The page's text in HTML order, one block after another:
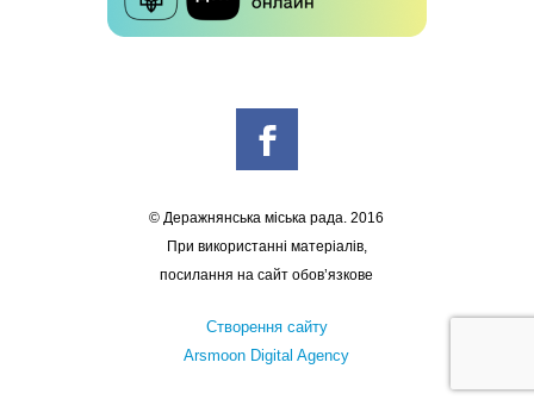
© Деражнянська міська рада. 2016
При використанні матеріалів,
посилання на сайт обов’язкове
Створення сайту
Arsmoon Digital Agency